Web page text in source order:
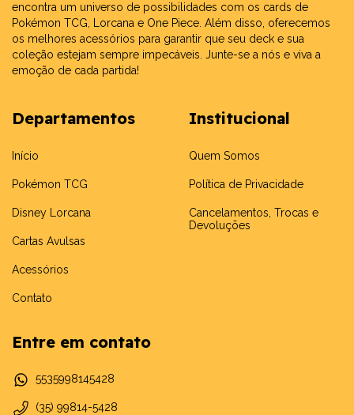
encontra um universo de possibilidades com os cards de
Pokémon TCG, Lorcana e One Piece. Além disso, oferecemos
os melhores acessórios para garantir que seu deck e sua
coleção estejam sempre impecáveis. Junte-se a nós e viva a
emoção de cada partida!
Departamentos
Início
Pokémon TCG
Disney Lorcana
Cartas Avulsas
Acessórios
Contato
Institucional
Quem Somos
Política de Privacidade
Cancelamentos, Trocas e
Devoluções
Entre em contato
5535998145428
(35) 99814-5428